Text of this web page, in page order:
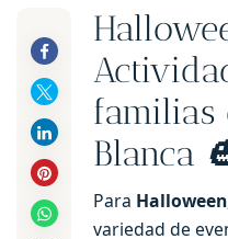
familias
Blanca
Para Halloween
variedad de